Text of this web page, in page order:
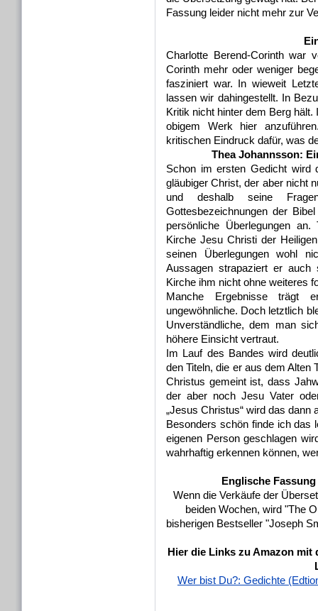
Fassung leider nicht mehr zur
Charlotte Berend-Corinth war
Corinth mehr oder weniger
fasziniert war. In wieweit
lassen wir dahingestellt. In
Kritik nicht hinter dem Berg
obigem Werk hier
kritischen Eindruck dafür, was
Thea Johannsson:
Schon im ersten Gedicht wird
gläubiger Christ, der aber nicht
und deshalb seine
Gottesbezeichnungen der
persönliche Überlegungen
Kirche Jesu Christi der
seinen Überlegungen wohl
Aussagen strapaziert er
Kirche ihm nicht ohne weiteres
Manche Ergebnisse trägt
ungewöhnliche. Doch letztlich
Unverständliche, dem man
höhere Einsicht vertraut.
Im Lauf des Bandes wird
den Titeln, die er aus dem Alten
Christus gemeint ist, dass
der aber noch Jesu Vater
„Jesus Christus“ wird das dann
Besonders schön finde ich das
eigenen Person geschlagen
wahrhaftig erkennen können,
Englische
Wenn die Verkäufe der
beiden Wochen, wird "The
bisherigen Bestseller "Joseph
Hier die Links zu Amazon mit
Wer bist Du?: Gedichte